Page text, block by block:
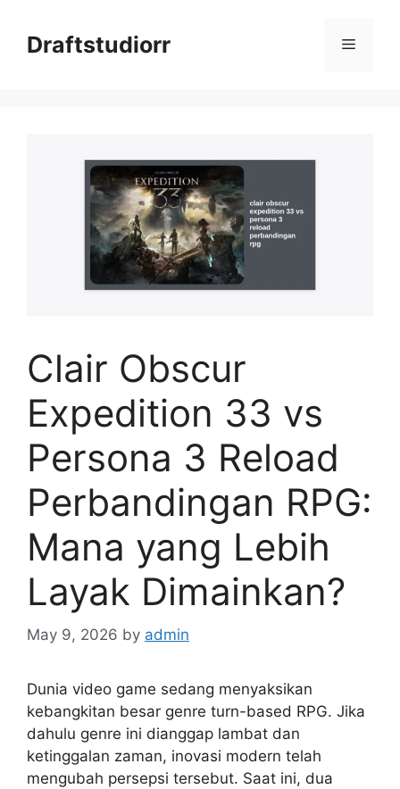
contentDraftstudiorr Menu
Clair Obscur
Expedition 33 vs
Persona 3 Reload
Perbandingan RPG:
Mana yang Lebih
Layak Dimainkan?
May 9, 2026 by admin
Dunia video game sedang menyaksikan
kebangkitan besar genre turn-based RPG. Jika
dahulu genre ini dianggap lambat dan
ketinggalan zaman, inovasi modern telah
mengubah persepsi tersebut. Saat ini, dua